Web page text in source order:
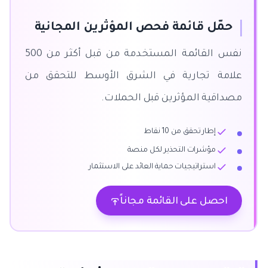
حمّل قائمة فحص المؤثرين المجانية
نفس القائمة المستخدمة من قبل أكثر من 500
علامة تجارية في الشرق الأوسط للتحقق من
مصداقية المؤثرين قبل الحملات.
إطار تحقق من 10 نقاط
مؤشرات التحذير لكل منصة
استراتيجيات حماية العائد على الاستثمار
احصل على القائمة مجاناً